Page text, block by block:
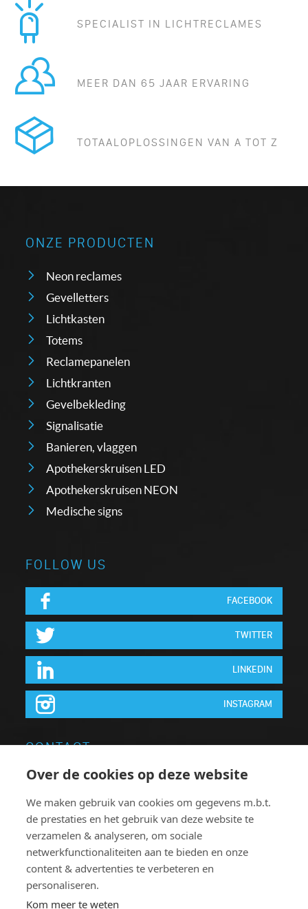
SPECIALIST IN LICHTRECLAMES
MEER DAN 65 JAAR ERVARING
TOTAALOPLOSSINGEN VAN A TOT Z
ONZE PRODUCTEN
Neon reclames
Gevelletters
Lichtkasten
Totems
Reclamepanelen
Lichtkranten
Gevelbekleding
Signalisatie
Banieren, vlaggen
Apothekerskruisen LED
Apothekerskruisen NEON
Medische signs
FOLLOW US
FACEBOOK
TWITTER
LINKEDIN
INSTAGRAM
CONTACT
Neon Elite nv
Brugsesteenweg 64
8740 Pittem
T:+32 051.46 62 63
F: +32 051.46 78 38
Over de cookies op deze website
We maken gebruik van cookies om gegevens m.b.t.
de prestaties en het gebruik van deze website te
verzamelen & analyseren, om sociale
netwerkfunctionaliteiten aan te bieden en onze
content & advertenties te verbeteren en
personaliseren.
Kom meer te weten